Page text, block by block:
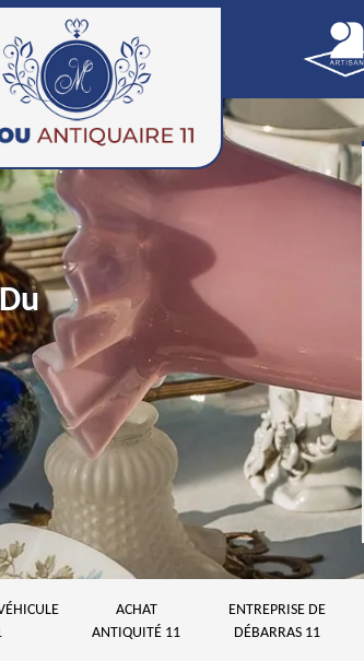
ACHAT
ANTIQUITÉ 11
ENTREPRISE DE
DÉBARRAS 11